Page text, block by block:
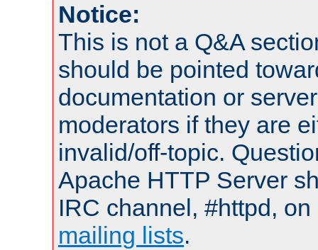
Notice:
This is not a Q&A
should be pointed
documentation or
moderators if they are
invalid/off-topic.
Apache HTTP Server
IRC channel, #httpd,
mailing lists.